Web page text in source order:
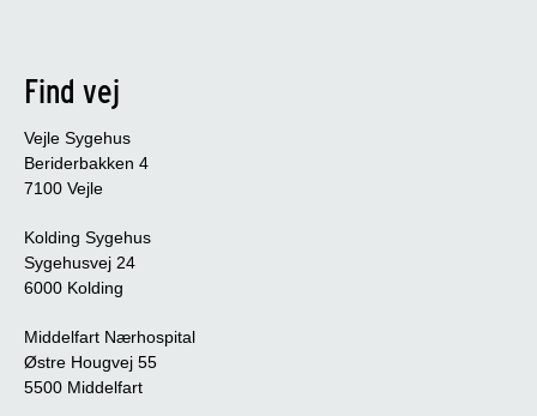
Find vej
Vejle Sygehus
Beriderbakken 4
7100 Vejle
Kolding Sygehus
Sygehusvej 24
6000 Kolding
Middelfart Nærhospital
Østre Hougvej 55
5500 Middelfart